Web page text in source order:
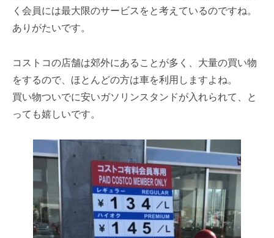
く会員には最大限のサービスをと考えているのですね。
ありがたいです。
コストコの店舗は郊外にあることが多く、大量の買い物
をするので、ほとんどの方は車を利用しますよね。
買い物ついでに安いガソリンスタンドが入れられて、と
っても嬉しいです。